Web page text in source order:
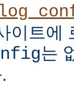
이트에
는